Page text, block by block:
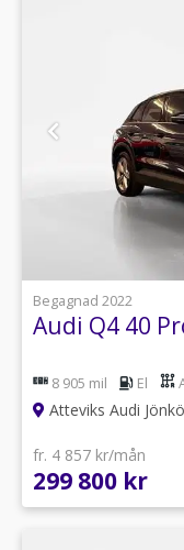
Begagnad 2022
Audi Q4 40
8 905 mil El
Atteviks Audi
fr. 4 857 kr/mån
299 800 kr